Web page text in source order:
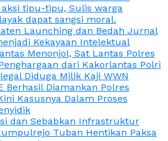
tipu-tipu, Sulis warga
dapat sangsi moral.
Launching dan Bedah Jurnal
Kekayaan Intelektual
Menonjol, Sat Lantas Polres
dari Kakorlantas Polri
Diduga Milik Kaji WWN
Berhasil Diamankan Polres
Kasusnya Dalam Proses
dan Sebabkan Infrastruktur
Tuban Hentikan Paksa